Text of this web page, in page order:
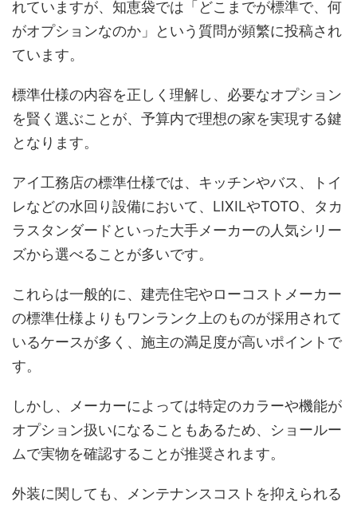
れていますが、知恵袋では「どこまでが標準で、何
がオプションなのか」という質問が頻繁に投稿され
ています。
標準仕様の内容を正しく理解し、必要なオプション
を賢く選ぶことが、予算内で理想の家を実現する鍵
となります。
アイ工務店の標準仕様では、キッチンやバス、トイ
レなどの水回り設備において、LIXILやTOTO、タカ
ラスタンダードといった大手メーカーの人気シリー
ズから選べることが多いです。
これらは一般的に、建売住宅やローコストメーカー
の標準仕様よりもワンランク上のものが採用されて
いるケースが多く、施主の満足度が高いポイントで
す。
しかし、メーカーによっては特定のカラーや機能が
オプション扱いになることもあるため、ショールー
ムで実物を確認することが推奨されます。
外装に関しても、メンテナンスコストを抑えられる